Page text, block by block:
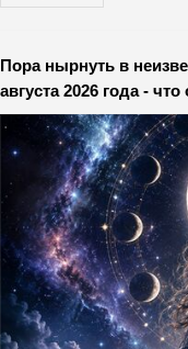
Пора нырнуть в
августа 2026 года -